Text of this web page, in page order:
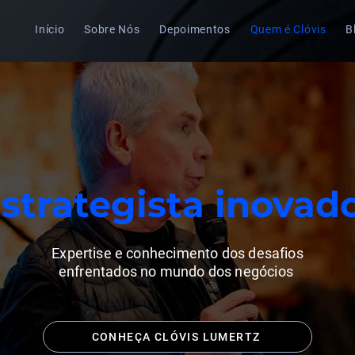
Início Sobre Nós Depoimentos Quem é Clóvis
Expertise e conhecimento dos desafios
enfrentados no mundo dos negócios
CONHEÇA CLÓVIS LUMERTZ